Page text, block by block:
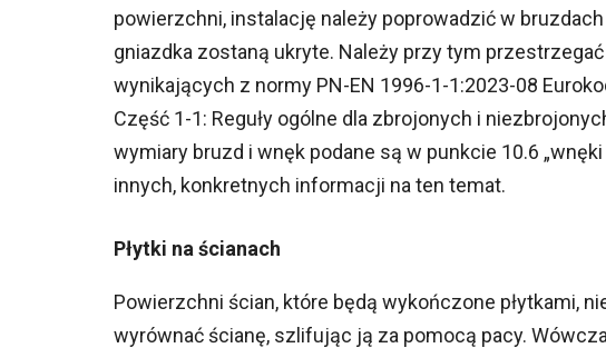
powierzchni, instalację należy poprowadzić w
gniazdka zostaną ukryte. Należy przy tym
wynikających z normy PN-EN 1996-1-1:2023-08
Część 1-1: Reguły ogólne dla zbrojonych i
wymiary bruzd i wnęk podane są w punkcie 10.6
innych, konkretnych informacji na ten temat.
Płytki na ścianach
Powierzchni ścian, które będą wykończone płytkami,
wyrównać ścianę, szlifując ją za pomocą pacy.